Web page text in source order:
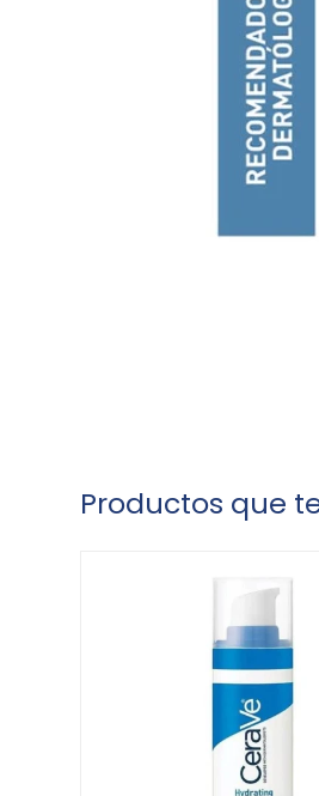
Productos que